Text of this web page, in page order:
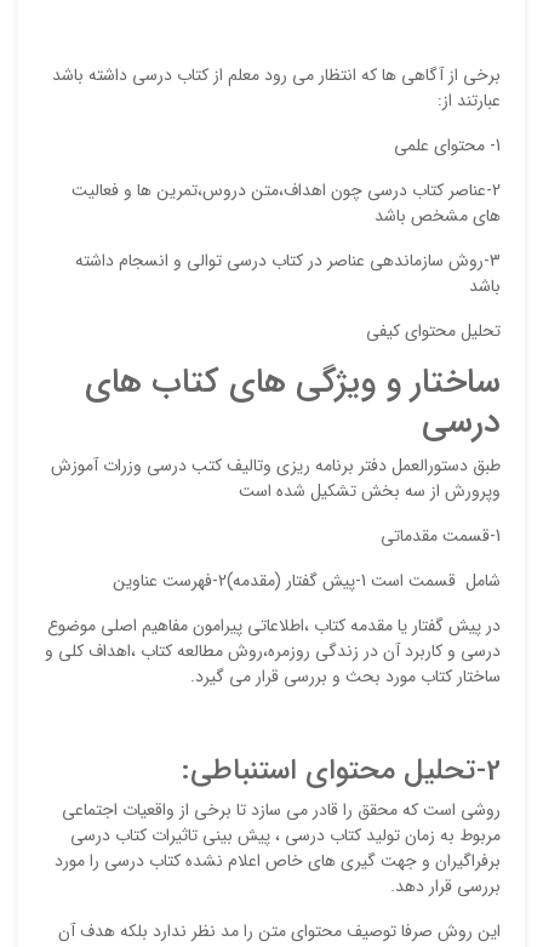
برخی از آگاهی ها که انتظار می رود معلم از کتاب درسی داشته باشد
عبارتند از:
1- محتوای علمی
2-عناصر کتاب درسی چون اهداف،متن دروس،تمرین ها و فعالیت
های مشخص باشد
3-روش سازماندهی عناصر در کتاب درسی توالی و انسجام داشته
باشد
تحلیل محتوای کیفی
ساختار و ویژگی های کتاب های
درسی
طبق دستورالعمل دفتر برنامه ریزی وتالیف کتب درسی وزرات آموزش
وپرورش از سه بخش تشکیل شده است
1-قسمت مقدماتی
شامل قسمت است 1-پیش گفتار (مقدمه)2-فهرست عناوین
در پیش گفتار یا مقدمه کتاب ،اطلاعاتی پیرامون مفاهیم اصلی موضوع
درسی و کاربرد آن در زندگی روزمره،روش مطالعه کتاب ،اهداف کلی و
ساختار کتاب مورد بحث و بررسی قرار می گیرد.
2-تحلیل محتوای استنباطی:
روشی است که محقق را قادر می سازد تا برخی از واقعیات اجتماعی
مربوط به زمان تولید کتاب درسی ، پیش بینی تاثیرات کتاب درسی
برفراگیران و جهت گیری های خاص اعلام نشده کتاب درسی را مورد
بررسی قرار دهد.
این روش صرفا توصیف محتوای متن را مد نظر ندارد بلکه هدف آن